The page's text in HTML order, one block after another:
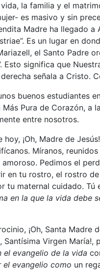
la familia y el
es masivo y sin
Madre ha llegado
Es un lugar en
el Santo Padre
Esto significa que
señala a Cristo.
buenos estudiantes
Pura de Corazón, a
entre nosotros.
hoy, ¡Oh, Madre de
Míranos,
Pedimos el
en tu rostro, el rostro
tu maternal cuidado. Tú
en la que la vida debe
¡Oh, Santa Madre
Santísima Virgen
el evangelio de la vida
el evangelio como un